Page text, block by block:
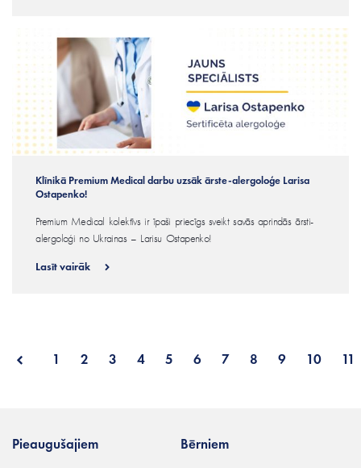
Klīnikā Premium Medical darbu uzsāk ārste-alergoloģe Larisa
Ostapenko!
Premium Medical kolektīvs ir īpaši priecīgs sveikt savās aprindās ārsti-
alergoloģi no Ukrainas – Larisu Ostapenko!
Lasīt vairāk
1 2 3 4 5 6 7 8 9 10 11
Pieaugušajiem Bērniem